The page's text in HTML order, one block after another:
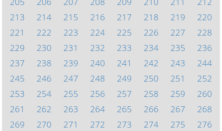
213
214 215 216 217 218 219
220
221
222 223 224 225 226 227
228
229
230 231 232 233 234 235
236
237
238 239 240 241 242 243
244
245
246 247 248 249 250 251
252
253
254 255 256 257 258 259
260
261
262 263 264 265 266 267
268
269
270 271 272 273 274 275
276